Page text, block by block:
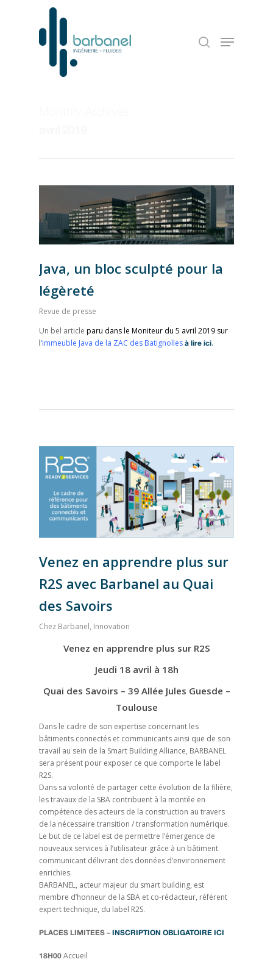
Java, un bloc sculpté pour la
légèreté
Revue de presse
Un bel article paru dans le Moniteur du 5 avril 2019 sur
l‘immeuble Java de la ZAC des Batignolles à lire ici.
Venez en apprendre plus sur
R2S avec Barbanel au Quai
des Savoirs
Chez Barbanel, Innovation
Venez en apprendre plus sur R2S
Jeudi 18 avril à 18h
Quai des Savoirs – 39 Allée Jules Guesde –
Toulouse
Dans le cadre de son expertise concernant les
bâtiments connectés et communicants ainsi que de son
travail au sein de la Smart Building Alliance, BARBANEL
sera présent pour exposer ce que comporte le label
R2S.
Dans sa volonté de partager cette évolution de la filière,
les travaux de la SBA contribuent à la montée en
compétence des acteurs de la construction au travers
de la nécessaire transition / transformation numérique.
Le but de ce label est de permettre l’émergence de
nouveaux services à l’utilisateur grâce à un bâtiment
communicant délivrant des données d’environnement
enrichies.
BARBANEL, acteur majeur du smart building, est
membre d’honneur de la SBA et co-rédacteur, référent
expert technique, du label R2S.
PLACES LIMITEES – INSCRIPTION OBLIGATOIRE ICI
18H00 Accueil